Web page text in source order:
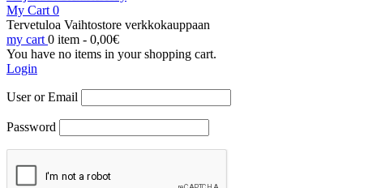
My Cart 0
Tervetuloa Vaihtostore verkkokauppaan
my cart 0 item - 0,00€
You have no items in your shopping cart.
Login
User or Email
Password